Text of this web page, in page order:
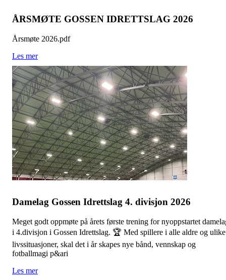
ÅRSMØTE GOSSEN IDRETTSLAG 2026
Årsmøte 2026.pdf
Les mer
Damelag Gossen Idrettslag 4. divisjon 2026
Meget godt oppmøte på årets første trening for nyoppstartet
i 4.divisjon i Gossen Idrettslag. 🏆 Med spillere i alle aldre og ulike
livssituasjoner, skal det i år skapes nye bånd, vennskap og
fotballmagi p&ari
Les mer